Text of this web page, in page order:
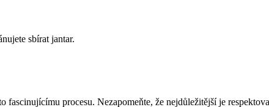
sbírat jantar.
procesu. Nezapomeňte, že nejdůležitější je